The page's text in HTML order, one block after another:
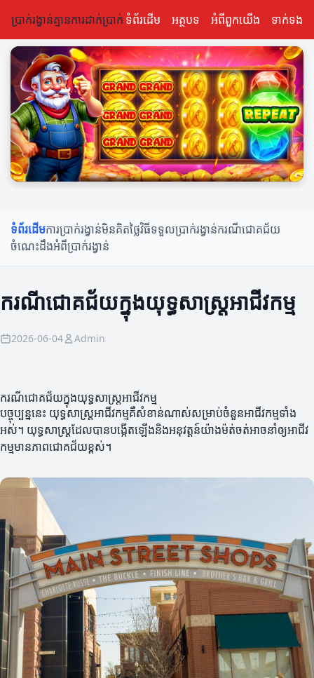
ប្រាក់រង្វាន់គ្មានការដាក់ប្រាក់ ទំព័រដើម អត្ថបទ អំពីពួកយើង ទាក់ទង
ទំព័រដើមការប្រាក់រង្វាន់មិនគិតថ្លៃវិធីទទួលប្រាក់រង្វាន់ករណីជោគជ័យ
ចំណេះដឹងអំពីប្រាក់រង្វាន់
ករណីជោគជ័យក្នុងយុទ្ធសាស្ត្រអាជីវកម្ម
2026-06-04 Admin
ករណីជោគជ័យក្នុងយុទ្ធសាស្ត្រអាជីវកម្ម
បច្ចុប្បន្ននេះ យុទ្ធសាស្ត្រអាជីវកម្មគឺសំខាន់ណាស់សម្រាប់ចំនួនអាជីវកម្មទាំង
អស់។ យុទ្ធសាស្ត្រដែលបានបង្កើតឡើងនិងអនុវត្តន៍យ៉ាងម៉ត់ចត់អាចនាំឲ្យអាជីវ
កម្មមានភាពជោគជ័យខ្ពស់។